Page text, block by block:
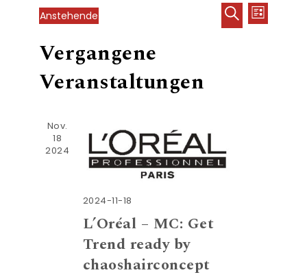
Suche
Liste
Anstehende
wählen.
Vergangene
Veranstaltungen
Nov.
18
2024
2024-11-18
L’Oréal – MC: Get
Trend ready by
chaoshairconcept